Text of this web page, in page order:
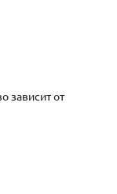
зависит от